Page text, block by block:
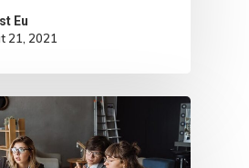
Eu
21, 2021